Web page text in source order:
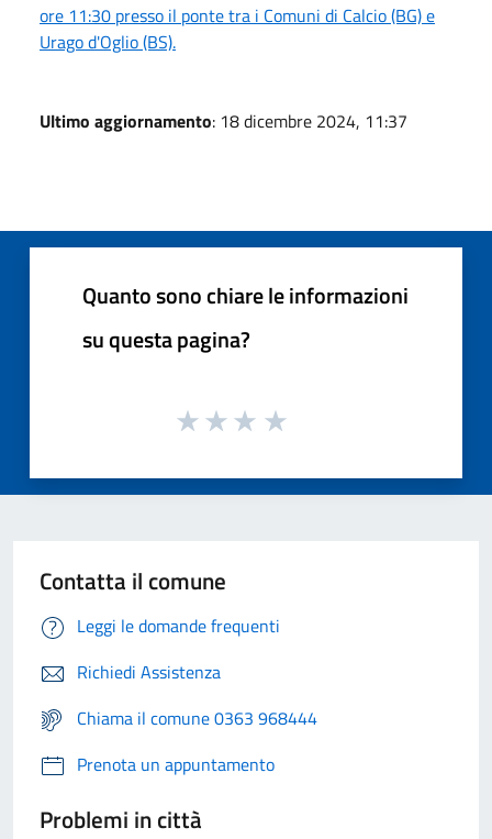
ore 11:30 presso il ponte tra i Comuni di Calcio (BG) e
Urago d'Oglio (BS).
Ultimo aggiornamento: 18 dicembre 2024, 11:37
Quanto sono chiare le informazioni
su questa pagina?
Contatta il comune
Leggi le domande frequenti
Richiedi Assistenza
Chiama il comune 0363 968444
Prenota un appuntamento
Problemi in città